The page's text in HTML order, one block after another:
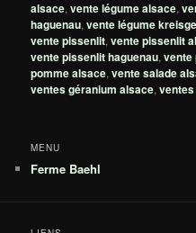
alsace,vente légume alsace,
haguenau,vente légume
vente pissenlit,vente pissenlit
vente pissenlit haguenau,vente
pomme alsace,vente salade
ventes géranium alsace,
MENU
Ferme Baehl